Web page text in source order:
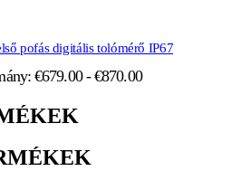
pofás digitális tolómérő IP67
€679.00 - €870.00